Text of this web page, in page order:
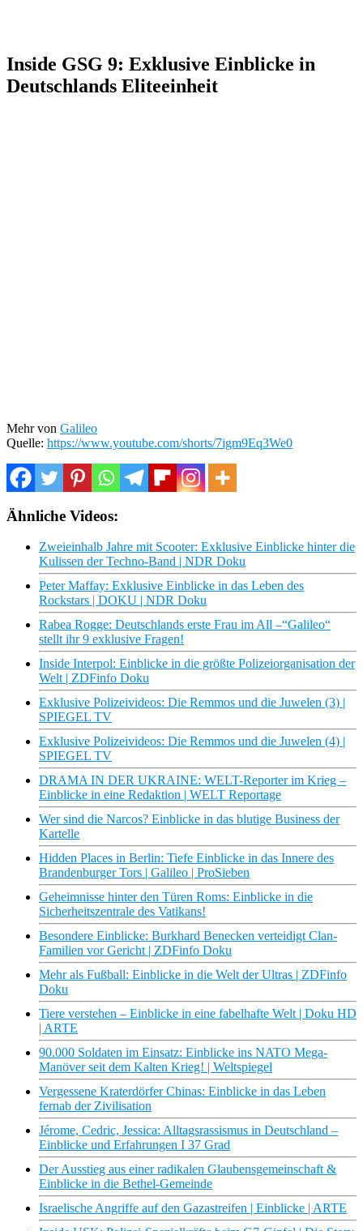
Inside GSG 9: Exklusive Einblicke in
Deutschlands Eliteeinheit
Mehr von Galileo
Quelle: https://www.youtube.com/shorts/7igm9Eq3We0
Ähnliche Videos:
Zweieinhalb Jahre mit Scooter: Exklusive Einblicke hinter die
Kulissen der Techno-Band | NDR Doku
Peter Maffay: Exklusive Einblicke in das Leben des
Rockstars | DOKU | NDR Doku
Rabea Rogge: Deutschlands erste Frau im All –“Galileo“
stellt ihr 9 exklusive Fragen!
Inside Interpol: Einblicke in die größte Polizeiorganisation der
Welt | ZDFinfo Doku
Exklusive Polizeivideos: Die Remmos und die Juwelen (3) |
SPIEGEL TV
Exklusive Polizeivideos: Die Remmos und die Juwelen (4) |
SPIEGEL TV
DRAMA IN DER UKRAINE: WELT-Reporter im Krieg –
Einblicke in eine Redaktion | WELT Reportage
Wer sind die Narcos? Einblicke in das blutige Business der
Kartelle
Hidden Places in Berlin: Tiefe Einblicke in das Innere des
Brandenburger Tors | Galileo | ProSieben
Geheimnisse hinter den Türen Roms: Einblicke in die
Sicherheitszentrale des Vatikans!
Besondere Einblicke: Burkhard Benecken verteidigt Clan-
Familien vor Gericht | ZDFinfo Doku
Mehr als Fußball: Einblicke in die Welt der Ultras | ZDFinfo
Doku
Tiere verstehen – Einblicke in eine fabelhafte Welt | Doku HD
| ARTE
90.000 Soldaten im Einsatz: Einblicke ins NATO Mega-
Manöver seit dem Kalten Krieg! | Weltspiegel
Vergessene Kraterdörfer Chinas: Einblicke in das Leben
fernab der Zivilisation
Jérome, Cedric, Jessica: Alltagsrassismus in Deutschland –
Einblicke und Erfahrungen I 37 Grad
Der Ausstieg aus einer radikalen Glaubensgemeinschaft &
Einblicke in die Bethel-Gemeinde
Israelische Angriffe auf den Gazastreifen | Einblicke | ARTE